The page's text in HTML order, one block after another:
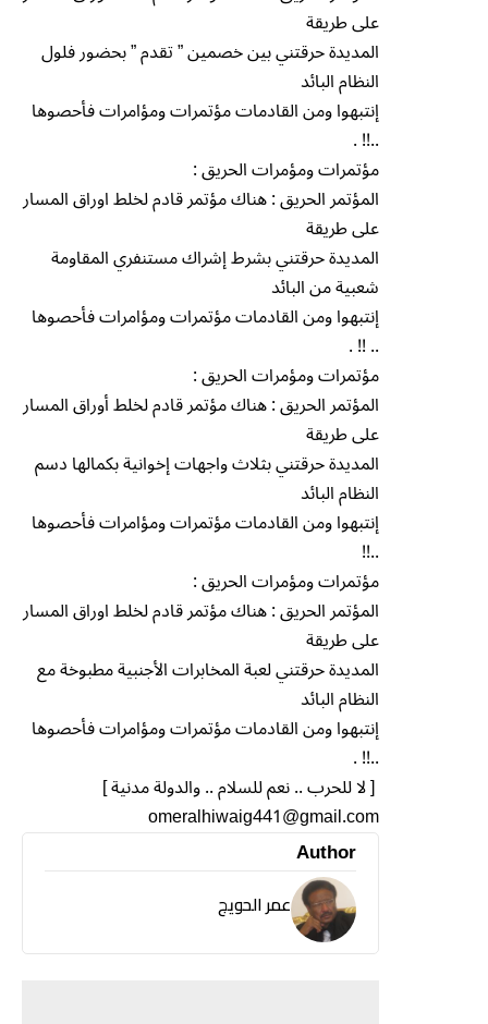
على طريقة
المديدة حرقتني بين خصمين ” تقدم ” بحضور فلول
النظام البائد
إنتبهوا ومن القادمات مؤتمرات ومؤامرات فأحصوها
..!! .
مؤتمرات ومؤمرات الحريق :
المؤتمر الحريق : هناك مؤتمر قادم لخلط اوراق المسار
على طريقة
المديدة حرقتني بشرط إشراك مستنفري المقاومة
شعبية من البائد
إنتبهوا ومن القادمات مؤتمرات ومؤامرات فأحصوها
.. !! .
مؤتمرات ومؤمرات الحريق :
المؤتمر الحريق : هناك مؤتمر قادم لخلط أوراق المسار
على طريقة
المديدة حرقتني بثلاث واجهات إخوانية بكمالها دسم
النظام البائد
إنتبهوا ومن القادمات مؤتمرات ومؤامرات فأحصوها
..!!
مؤتمرات ومؤمرات الحريق :
المؤتمر الحريق : هناك مؤتمر قادم لخلط اوراق المسار
على طريقة
المديدة حرقتني لعبة المخابرات الأجنبية مطبوخة مع
النظام البائد
إنتبهوا ومن القادمات مؤتمرات ومؤامرات فأحصوها
..!! .
[ لا للحرب .. نعم للسلام .. والدولة مدنية ]
omeralhiwaig441@gmail.com
Author
عمر الحويج